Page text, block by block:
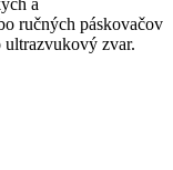
ručných páskovačov
zvar.